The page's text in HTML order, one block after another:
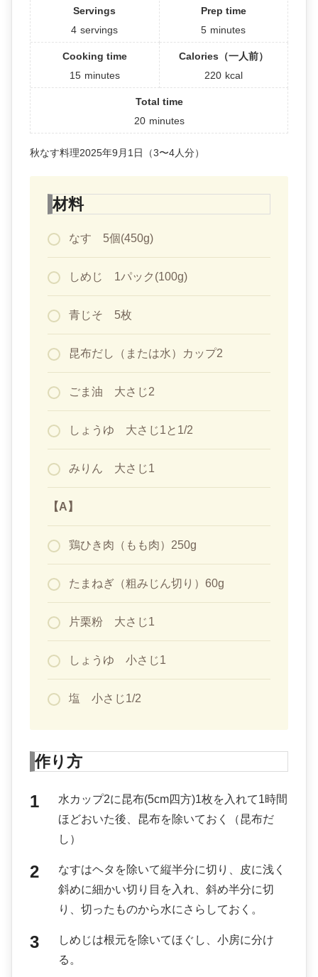
Servings
4 servings
Prep time
5 minutes
Cooking time
15 minutes
Calories（一人前）
220 kcal
Total time
20 minutes
秋なす料理2025年9月1日（3〜4人分）
材料
なす 5個(450g)
しめじ 1パック(100g)
青じそ 5枚
昆布だし（または水）カップ2
ごま油 大さじ2
しょうゆ 大さじ1と1/2
みりん 大さじ1
【A】
鶏ひき肉（もも肉）250g
たまねぎ（粗みじん切り）60g
片栗粉 大さじ1
しょうゆ 小さじ1
塩 小さじ1/2
作り方
水カップ2に昆布(5cm四方)1枚を入れて1時間
ほどおいた後、昆布を除いておく（昆布だ
し）
なすはヘタを除いて縦半分に切り、皮に浅く
斜めに細かい切り目を入れ、斜め半分に切
り、切ったものから水にさらしておく。
しめじは根元を除いてほぐし、小房に分け
る。